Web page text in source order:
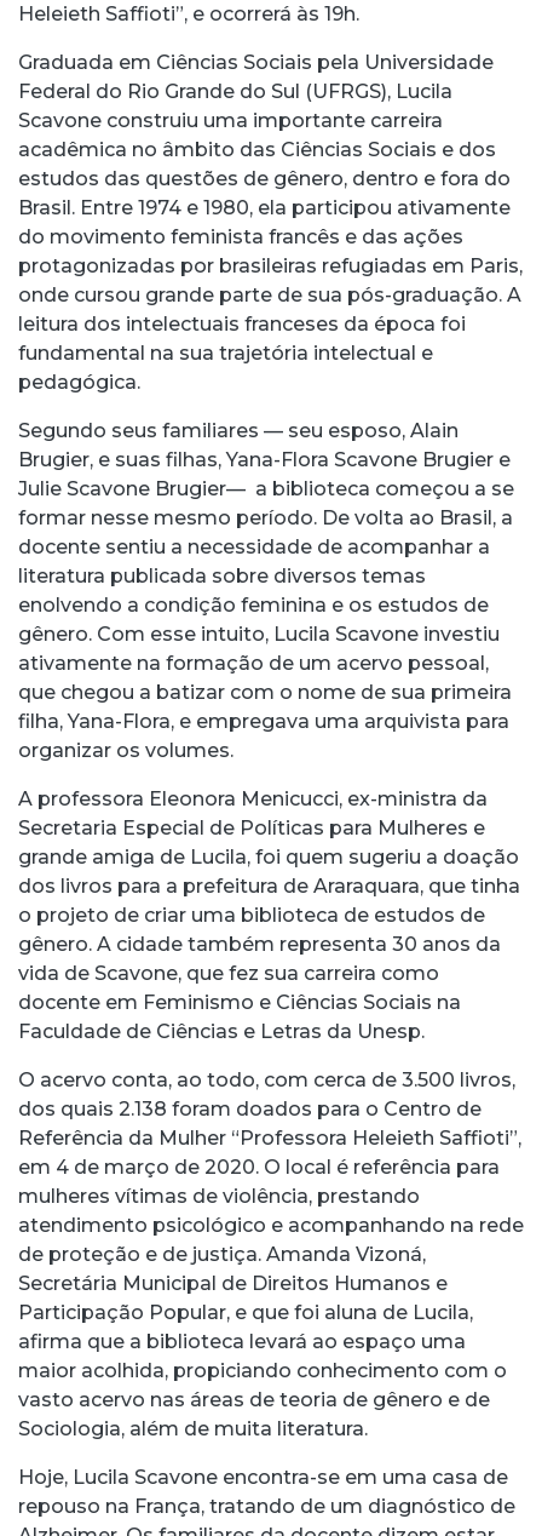
Heleieth Saffioti”, e ocorrerá às 19h.
Graduada em Ciências Sociais pela Universidade
Federal do Rio Grande do Sul (UFRGS), Lucila
Scavone construiu uma importante carreira
acadêmica no âmbito das Ciências Sociais e dos
estudos das questões de gênero, dentro e fora do
Brasil. Entre 1974 e 1980, ela participou ativamente
do movimento feminista francês e das ações
protagonizadas por brasileiras refugiadas em Paris,
onde cursou grande parte de sua pós-graduação. A
leitura dos intelectuais franceses da época foi
fundamental na sua trajetória intelectual e
pedagógica.
Segundo seus familiares — seu esposo, Alain
Brugier, e suas filhas, Yana-Flora Scavone Brugier e
Julie Scavone Brugier— a biblioteca começou a se
formar nesse mesmo período. De volta ao Brasil, a
docente sentiu a necessidade de acompanhar a
literatura publicada sobre diversos temas
enolvendo a condição feminina e os estudos de
gênero. Com esse intuito, Lucila Scavone investiu
ativamente na formação de um acervo pessoal,
que chegou a batizar com o nome de sua primeira
filha, Yana-Flora, e empregava uma arquivista para
organizar os volumes.
A professora Eleonora Menicucci, ex-ministra da
Secretaria Especial de Políticas para Mulheres e
grande amiga de Lucila, foi quem sugeriu a doação
dos livros para a prefeitura de Araraquara, que tinha
o projeto de criar uma biblioteca de estudos de
gênero. A cidade também representa 30 anos da
vida de Scavone, que fez sua carreira como
docente em Feminismo e Ciências Sociais na
Faculdade de Ciências e Letras da Unesp.
O acervo conta, ao todo, com cerca de 3.500 livros,
dos quais 2.138 foram doados para o Centro de
Referência da Mulher “Professora Heleieth Saffioti”,
em 4 de março de 2020. O local é referência para
mulheres vítimas de violência, prestando
atendimento psicológico e acompanhando na rede
de proteção e de justiça. Amanda Vizoná,
Secretária Municipal de Direitos Humanos e
Participação Popular, e que foi aluna de Lucila,
afirma que a biblioteca levará ao espaço uma
maior acolhida, propiciando conhecimento com o
vasto acervo nas áreas de teoria de gênero e de
Sociologia, além de muita literatura.
Hoje, Lucila Scavone encontra-se em uma casa de
repouso na França, tratando de um diagnóstico de